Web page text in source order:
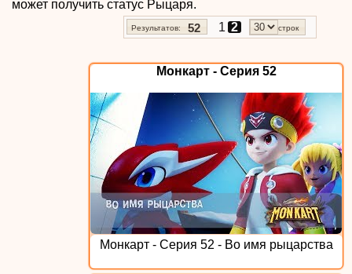
может получить статус Рыцаря.
Результатов: 52 1 2 строк
Монкарт - Серия 52
Монкарт - Серия 52 - Во имя рыцарства